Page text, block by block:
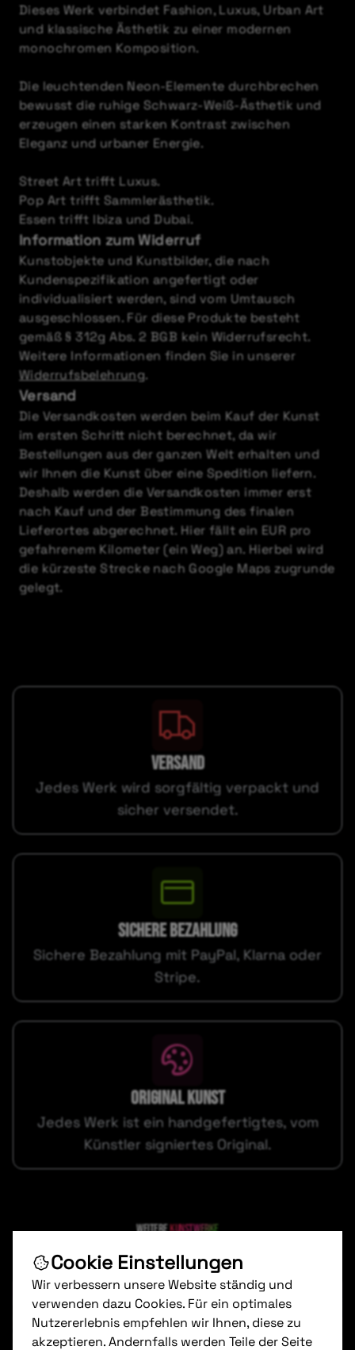
Dieses Werk verbindet Fashion, Luxus, Urban Art
und klassische Ästhetik zu einer modernen
monochromen Komposition.
Die leuchtenden Neon-Elemente durchbrechen
bewusst die ruhige Schwarz-Weiß-Ästhetik und
erzeugen einen starken Kontrast zwischen
Eleganz und urbaner Energie.
Street Art trifft Luxus.
Pop Art trifft Sammlerästhetik.
Essen trifft Ibiza und Dubai.
Information zum Widerruf
Kunstobjekte und Kunstbilder, die nach
Kundenspezifikation angefertigt oder
individualisiert werden, sind vom Umtausch
ausgeschlossen. Für diese Produkte besteht
gemäß § 312g Abs. 2 BGB kein Widerrufsrecht.
Weitere Informationen finden Sie in unserer
Widerrufsbelehrung.
Versand
Die Versandkosten werden beim Kauf der Kunst
im ersten Schritt nicht berechnet, da wir
Bestellungen aus der ganzen Welt erhalten und
wir Ihnen die Kunst über eine Spedition liefern.
Deshalb werden die Versandkosten immer erst
nach Kauf und der Bestimmung des finalen
Lieferortes abgerechnet. Hier fällt ein EUR pro
gefahrenem Kilometer (ein Weg) an. Hierbei wird
die kürzeste Strecke nach Google Maps zugrunde
gelegt.
VERSAND
Jedes Werk wird sorgfältig verpackt und
sicher versendet.
SICHERE BEZAHLUNG
Sichere Bezahlung mit PayPal, Klarna oder
Stripe.
ORIGINAL KUNST
Jedes Werk ist ein handgefertigtes, vom
Künstler signiertes Original.
Weiterekunstwerke
Cookie Einstellungen
Wir verbessern unsere Website ständig und
verwenden dazu Cookies. Für ein optimales
Nutzererlebnis empfehlen wir Ihnen, diese zu
akzeptieren. Andernfalls werden Teile der Seite